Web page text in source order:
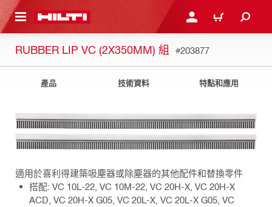
主要內容 登入或註冊購物車
RUBBER LIP VC (2X350MM) 組 #203877
產品 技術資料 特點和應用
適用於喜利得建築吸塵器或除塵器的其他配件和替換零件
搭配: VC 10L-22, VC 10M-22, VC 20H-X, VC 20H-X
ACD, VC 20H-X G05, VC 20L-X, VC 20L-X G05, VC